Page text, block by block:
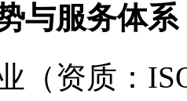
与服务体系
（资质：